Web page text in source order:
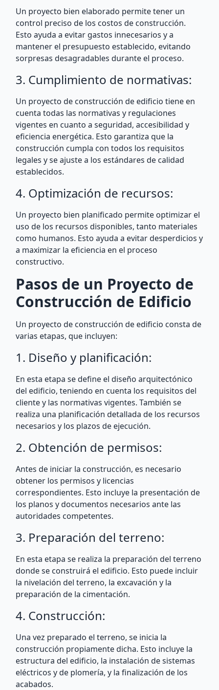
Un proyecto bien elaborado permite tener un
control preciso de los costos de construcción.
Esto ayuda a evitar gastos innecesarios y a
mantener el presupuesto establecido, evitando
sorpresas desagradables durante el proceso.
3. Cumplimiento de normativas:
Un proyecto de construcción de edificio tiene en
cuenta todas las normativas y regulaciones
vigentes en cuanto a seguridad, accesibilidad y
eficiencia energética. Esto garantiza que la
construcción cumpla con todos los requisitos
legales y se ajuste a los estándares de calidad
establecidos.
4. Optimización de recursos:
Un proyecto bien planificado permite optimizar el
uso de los recursos disponibles, tanto materiales
como humanos. Esto ayuda a evitar desperdicios y
a maximizar la eficiencia en el proceso
constructivo.
Pasos de un Proyecto de
Construcción de Edificio
Un proyecto de construcción de edificio consta de
varias etapas, que incluyen:
1. Diseño y planificación:
En esta etapa se define el diseño arquitectónico
del edificio, teniendo en cuenta los requisitos del
cliente y las normativas vigentes. También se
realiza una planificación detallada de los recursos
necesarios y los plazos de ejecución.
2. Obtención de permisos:
Antes de iniciar la construcción, es necesario
obtener los permisos y licencias
correspondientes. Esto incluye la presentación de
los planos y documentos necesarios ante las
autoridades competentes.
3. Preparación del terreno:
En esta etapa se realiza la preparación del terreno
donde se construirá el edificio. Esto puede incluir
la nivelación del terreno, la excavación y la
preparación de la cimentación.
4. Construcción:
Una vez preparado el terreno, se inicia la
construcción propiamente dicha. Esto incluye la
estructura del edificio, la instalación de sistemas
eléctricos y de plomería, y la finalización de los
acabados.